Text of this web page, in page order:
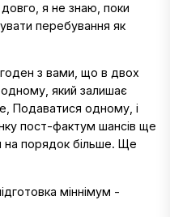
я не знаю, поки
перебування як
з вами, що в двох
який залишає
Подаватися одному, і
пост-фактум шансів ще
на порядок більше. Ще
міннімум -